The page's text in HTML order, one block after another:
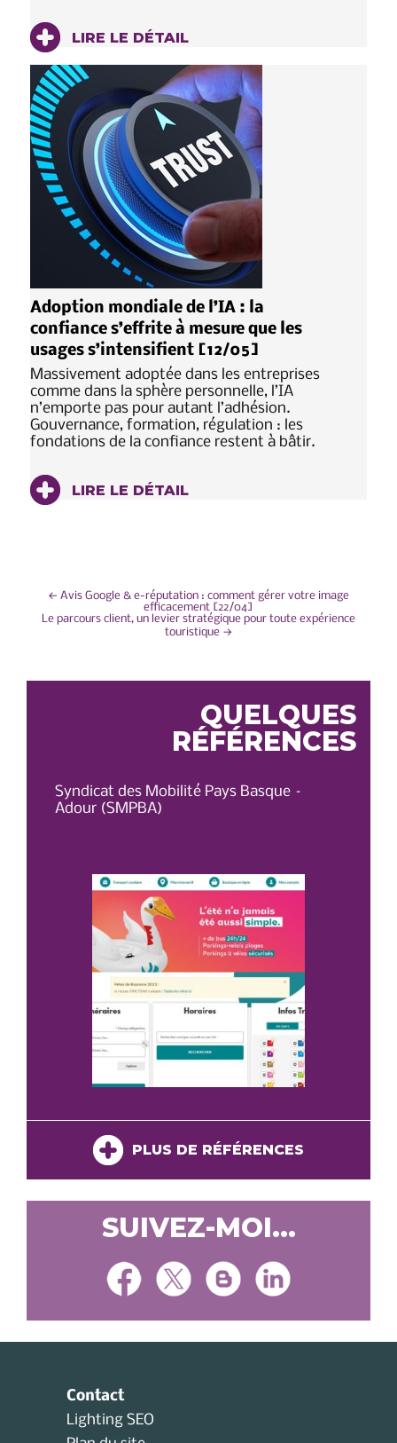
LIRE LE DÉTAIL
Adoption mondiale de l’IA : la
confiance s’effrite à mesure que les
usages s’intensifient [12/05]
Massivement adoptée dans les entreprises
comme dans la sphère personnelle, l’IA
n’emporte pas pour autant l’adhésion.
Gouvernance, formation, régulation : les
fondations de la confiance restent à bâtir.
LIRE LE DÉTAIL
NAVIGATION
← Avis Google & e-réputation : comment gérer votre image
efficacement [22/04]
Le parcours client, un levier stratégique pour toute expérience
touristique →
QUELQUES
RÉFÉRENCES
Syndicat des Mobilité Pays Basque –
Adour (SMPBA)
PLUS DE RÉFÉRENCES
SUIVEZ-MOI...
Contact
Lighting SEO